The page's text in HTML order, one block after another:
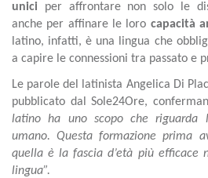
unici per affrontare non solo le
anche per affinare le loro capacità
latino, infatti, è una lingua che
a capire le connessioni tra passato e
Le parole del latinista Angelica Di
pubblicato dal Sole24Ore,
latino ha uno scopo che riguarda
umano. Questa formazione prima
quella è la fascia d’età più efficace
lingua”.